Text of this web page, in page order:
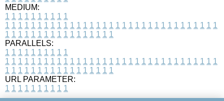
MEDIUM:
1 1 1 1 1 1 1 1 1 1
1 1 1 1 1 1 1 1 1 1 1 1 1 1 1 1 1 1 1 1 1 1 1 1 1 1 1 1 1 1 1 1 1
1 1 1 1 1 1 1 1 1 1 1 1 1 1 1 1 1
PARALLELS:
1 1 1 1 1 1 1 1 1 1
1 1 1 1 1 1 1 1 1 1 1 1 1 1 1 1 1 1 1 1 1 1 1 1 1 1 1 1 1 1 1 1 1
1 1 1 1 1 1 1 1 1 1 1 1 1 1 1 1 1
URL PARAMETER:
1 1 1 1 1 1 1 1 1 1